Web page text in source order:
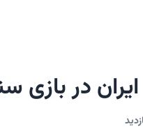
در بازی